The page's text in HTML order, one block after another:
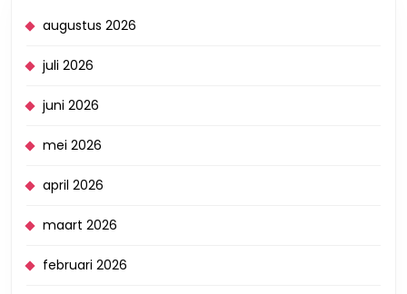
augustus 2026
juli 2026
juni 2026
mei 2026
april 2026
maart 2026
februari 2026